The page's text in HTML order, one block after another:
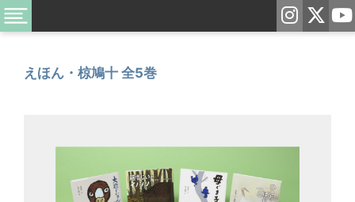
えほん・椋鳩十 全5巻